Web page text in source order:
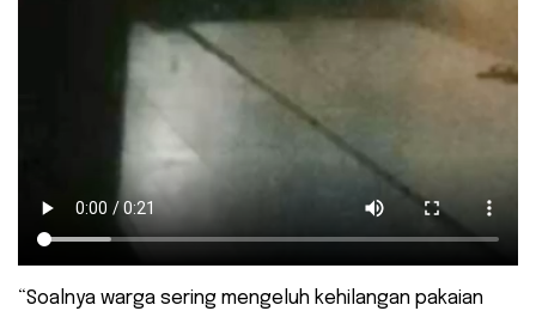
“Soalnya warga sering mengeluh kehilangan pakaian